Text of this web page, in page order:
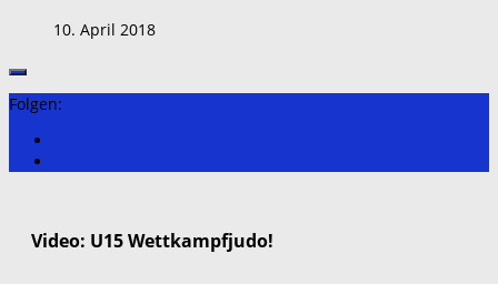
10. April 2018
Folgen:
Video: U15 Wettkampfjudo!